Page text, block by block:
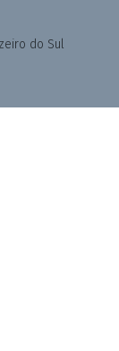
do Sul